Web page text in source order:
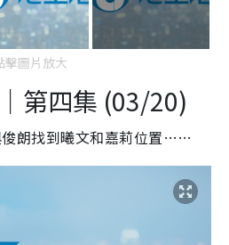
擊圖片放大
第四集 (03/20)
朗找到曦文和嘉莉位置……